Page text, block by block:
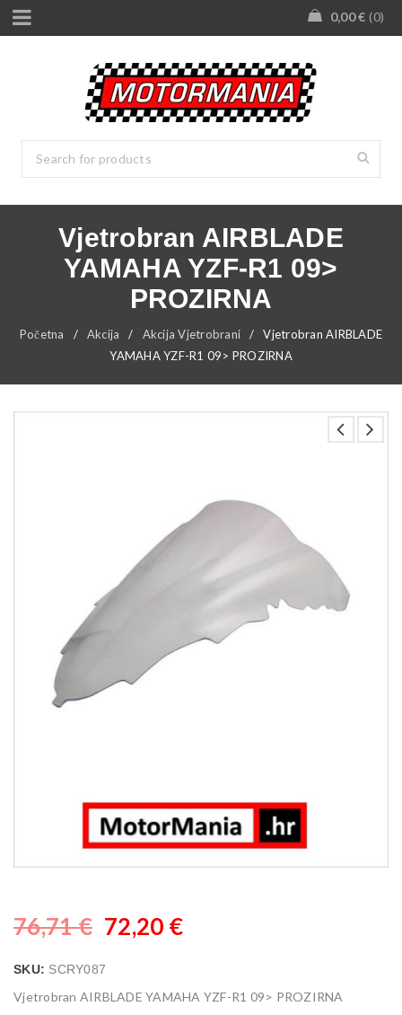
0,00€ 0
Vjetrobran AIRBLADE
YAMAHA YZF-R1 09>
PROZIRNA
Početna / Akcija / Akcija Vjetrobrani /
Vjetrobran AIRBLADE
YAMAHA YZF-R1 09> PROZIRNA
76,71€ 72,20 €
SKU: SCRY087
Vjetrobran AIRBLADE YAMAHA YZF-R1 09> PROZIRNA